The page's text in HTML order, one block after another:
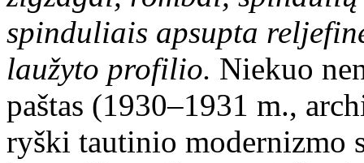
spinduliais apsupta
laužyto profilio. Niekuo
paštas (1930–1931 m.,
ryški tautinio modernizmo